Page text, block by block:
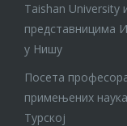
Taishan University
представницима
у Нишу
Посета
примењених
Турској